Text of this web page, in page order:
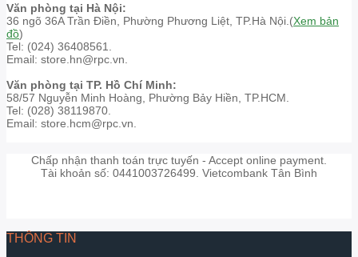
Văn phòng tại Hà Nội:
36 ngõ 36A Trần Điền, Phường Phương Liệt, TP.Hà Nội.(Xem bản
đồ)
Tel: (024) 36408561.
Email: store.hn@rpc.vn.
Văn phòng tại TP. Hồ Chí Minh:
58/57 Nguyễn Minh Hoàng, Phường Bảy Hiền, TP.HCM.
Tel: (028) 38119870.
Email: store.hcm@rpc.vn.
Chấp nhận thanh toán trực tuyến - Accept online payment.
Tài khoản số: 0441003726499. Vietcombank Tân Bình
THÔNG TIN